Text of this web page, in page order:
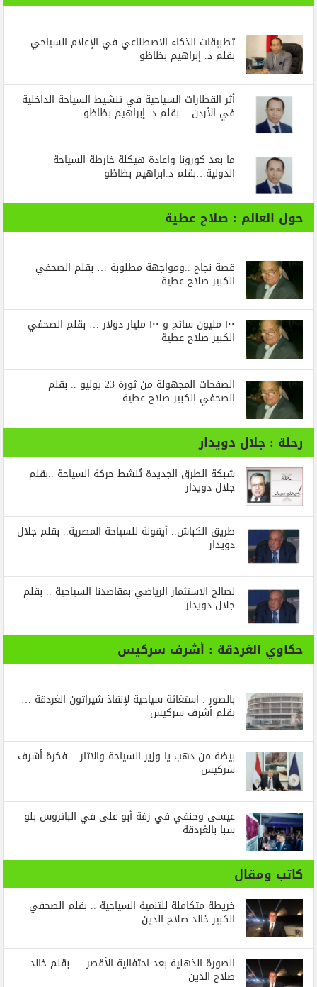
تطبيقات الذكاء الاصطناعي في الإعلام السياحي ..
بقلم د. إبراهيم بظاظو
أثر القطارات السياحية في تنشيط السياحة الداخلية
في الأردن .. بقلم د. إبراهيم بظاظو
ما بعد كورونا واعادة هيكلة خارطة السياحة
الدولية…بقلم د.ابراهيم بظاظو
حول العالم : صلاح عطية
قصة نجاح ..ومواجهة مطلوبة … بقلم الصحفي
الكبير صلاح عطية
١٠٠ مليون سائح و ١٠٠ مليار دولار … بقلم الصحفي
الكبير صلاح عطية
الصفحات المجهولة من ثورة 23 يوليو .. بقلم
الصحفي الكبير صلاح عطية
رحلة : جلال دويدار
شبكة الطرق الجديدة تُنشط حركة السياحة ..بقلم
جلال دويدار
طريق الكباش.. أيقونة للسياحة المصرية.. بقلم جلال
دويدار
لصالح الاستثمار الرياضي بمقاصدنا السياحية .. بقلم
جلال دويدار
حكاوي الغردقة : أشرف سركيس
بالصور : استغاثة سياحية لإنقاذ شيراتون الغردقة …
بقلم أشرف سركيس
بيضة من دهب يا وزير السياحة والاثار .. فكرة أشرف
سركيس
عيسى وحنفي في زفة أبو على في الباتروس بلو
سبا بالغردقة
كاتب ومقال
خريطة متكاملة للتنمية السياحية .. بقلم الصحفي
الكبير خالد صلاح الدين
الصورة الذهنية بعد احتفالية الأقصر … بقلم خالد
صلاح الدين